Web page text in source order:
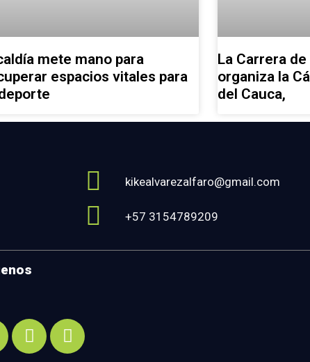
mete mano para
espacios vitales para
La Carrera
organiza la
del Cauca,
kikealvarezalfaro@gmail.com
+57 3154789209